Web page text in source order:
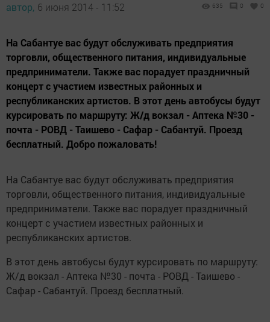
автор, 6 июня 2014 - 11:52 635 0 0
На Сабантуе вас будут обслуживать предприятия
торговли, общественного питания, индивидуальные
предприниматели. Также вас порадует праздничный
концерт с участием известных районных и
республиканских артистов. В этот день автобусы будут
курсировать по маршруту: Ж/д вокзал - Аптека №30 -
почта - РОВД - Таишево - Сафар - Сабантуй. Проезд
бесплатный. Добро пожаловать!
На Сабантуе вас будут обслуживать предприятия
торговли, общественного питания, индивидуальные
предприниматели. Также вас порадует праздничный
концерт с участием известных районных и
республиканских артистов.
В этот день автобусы будут курсировать по маршруту:
Ж/д вокзал - Аптека №30 - почта - РОВД - Таишево -
Сафар - Сабантуй. Проезд бесплатный.